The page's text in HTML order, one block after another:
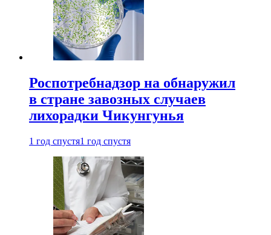
Роспотребнадзор на обнаружил
в стране завозных случаев
лихорадки Чикунгунья
1 год спустя1 год спустя